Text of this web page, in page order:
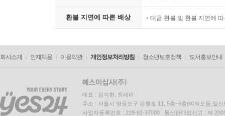
환불 지연에 따른 배상 대금 환불 및 환불 지연에
회사소개 인재채용 이용약관 개인정보처리방침 청소년보호정책 도서홍보안내
대표 : 김석환, 최세라
주소 : 서울시 영등포구 은행로 11, 5층~6층(여의도동,일신
사업자등록번호 : 229-81-37000 통신판매업신고 : 제